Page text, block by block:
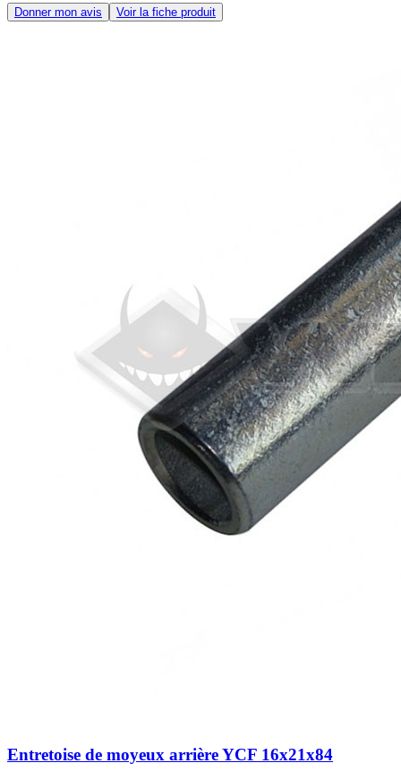
Donner mon avis Voir la fiche produit
Entretoise de moyeux arrière YCF 16x21x84